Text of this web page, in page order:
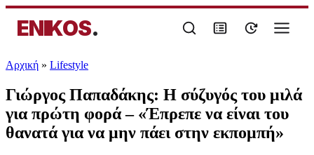
ENIKOS.
Αρχική » Lifestyle
Γιώργος Παπαδάκης: Η σύζυγός του μιλά
για πρώτη φορά – «Έπρεπε να είναι του
θανατά για να μην πάει στην εκπομπή»